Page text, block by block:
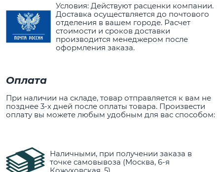
Условия: Действуют расценки компании.
Доставка осуществляется до почтового
отделения в вашем городе. Расчет
стоимости и сроков доставки
производится менеджером после
оформления заказа.
Оплата
При наличии на складе, товар отправляется к вам не
позднее 3-х дней после оплаты товара. Произвести
оплату вы можете любым удобным для вас способом:
Наличными, при получении заказа в
точке самовывоза (Москва, 6-я